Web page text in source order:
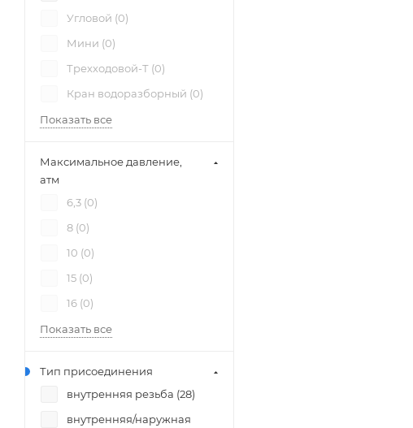
Угловой (0)
Мини (0)
Трехходовой-Т (0)
Кран водоразборный (0)
Показать все
Максимальное давление,
атм
6,3 (0)
8 (0)
10 (0)
15 (0)
16 (0)
Показать все
Тип присоединения
внутренняя резьба (28)
внутренняя/наружная